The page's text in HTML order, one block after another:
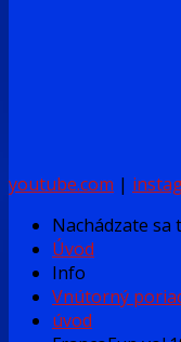
youtube.com |
Nachádzate sa
Úvod
Info
Vnútorný
úvod